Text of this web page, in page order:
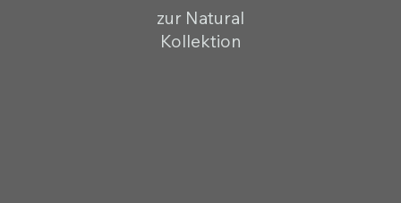
zur Natural
Kollektion